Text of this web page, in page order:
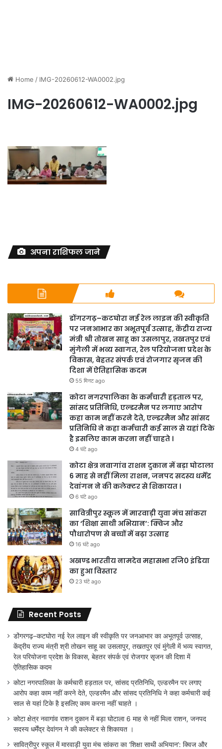
Home / IMG-20260612-WA0002.jpg
IMG-20260612-WA0002.jpg
अपना राशिफल जाने
डोंगरगढ़–कटघोरा नई रेल लाइन की स्वीकृति
पर जनआभार का अभूतपूर्व उत्साह, केंद्रीय राज्य
मंत्री श्री तोखन साहू का उसलापुर, तखतपुर एवं
मुंगेली में भव्य स्वागत, रेल परियोजना प्रदेश के
विकास, बेहतर संपर्क एवं रोजगार सृजन की
दिशा में ऐतिहासिक कदम
55 मिनट ago
कोटा नगरपालिका के कर्मचारी हड़ताल पर,
सांसद प्रतिनिधि, एल्डरमैन पर लगाए आरोप
कहा काम नहीं करने देते, एल्डरमैन और सांसद
प्रतिनिधि ने कहा कर्मचारी कई साल से यहां टिके
है इसलिए काम करना नहीं चाहते ।
4 घंटे ago
कोटा क्षेत्र नवागांव राशन दुकान में बड़ा घोटाला
6 माह से नहीं मिला राशन, जनपद सदस्य धर्मेंद्र
देवांगन ने की कलेक्टर से शिकायत ।
6 घंटे ago
सावित्रीपुर स्कूल में मारवाड़ी युवा मंच सांकरा
का ‘शिक्षा साथी अभियान’: क्विज और
पौधारोपण से बच्चों में बढ़ा उत्साह
16 घंटे ago
अखण्ड भारतीय नामदेव महासभा रजि0 इंडिया
का हुआ विस्तार
23 घंटे ago
Recent Posts
डोंगरगढ़–कटघोरा नई रेल लाइन की स्वीकृति पर जनआभार का अभूतपूर्व उत्साह,
केंद्रीय राज्य मंत्री श्री तोखन साहू का उसलापुर, तखतपुर एवं मुंगेली में भव्य स्वागत,
रेल परियोजना प्रदेश के विकास, बेहतर संपर्क एवं रोजगार सृजन की दिशा में
ऐतिहासिक कदम
कोटा नगरपालिका के कर्मचारी हड़ताल पर, सांसद प्रतिनिधि, एल्डरमैन पर लगाए
आरोप कहा काम नहीं करने देते, एल्डरमैन और सांसद प्रतिनिधि ने कहा कर्मचारी कई
साल से यहां टिके है इसलिए काम करना नहीं चाहते ।
कोटा क्षेत्र नवागांव राशन दुकान में बड़ा घोटाला 6 माह से नहीं मिला राशन, जनपद
सदस्य धर्मेंद्र देवांगन ने की कलेक्टर से शिकायत ।
सावित्रीपुर स्कूल में मारवाड़ी युवा मंच सांकरा का ‘शिक्षा साथी अभियान’: क्विज और